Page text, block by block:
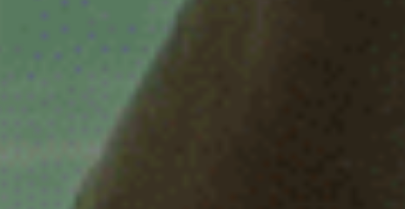
32-40 uur
36-40 uur
Flexibel
Fulltime